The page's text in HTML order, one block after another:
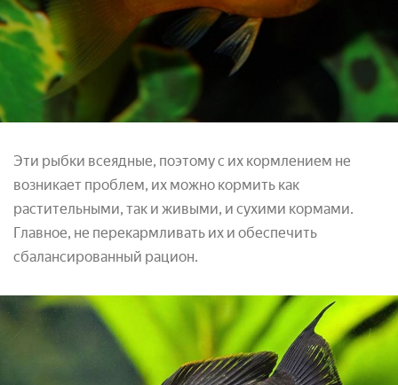
Эти рыбки всеядные, поэтому с их кормлением не
возникает проблем, их можно кормить как
растительными, так и живыми, и сухими кормами.
Главное, не перекармливать их и обеспечить
сбалансированный рацион.